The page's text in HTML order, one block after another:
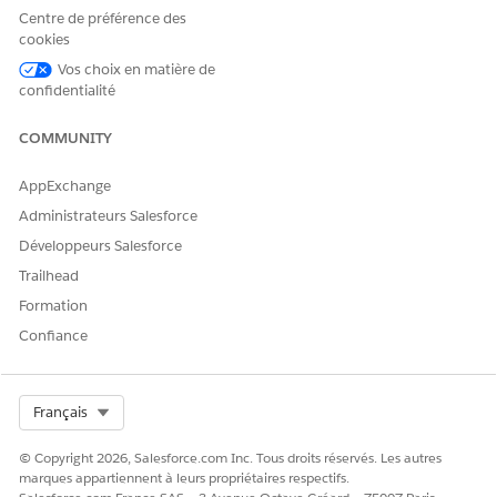
Revenez dans la page Paramètres d'objet, sélectionnez
l'objetSessions enregistrées Omniscript
Modifier.
suivantes :
Modifier
Supprimer
Dans la même section, sélectionnez
champs
Enregistrez vos modifications.
CET ARTICLE A-T-IL RÉSOLU VOTRE PROBLÈME ?
Dites-nous ce que nous pouvons améliorer !
Centre de préférence des
cookies
Vos choix en matière de
confidentialité
COMMUNITY
AppExchange
Administrateurs Salesforce
Développeurs Salesforce
Trailhead
Formation
Confiance
Français
© Copyright 2026, Salesforce.com Inc. Tous droits réservés. Les autres
marques appartiennent à leurs propriétaires respectifs.